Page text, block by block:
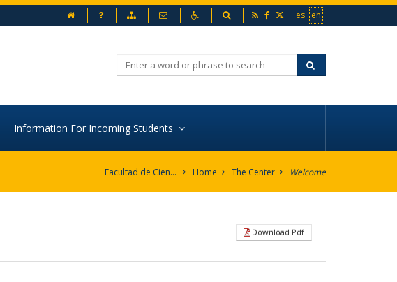
esIr a la versión en
enGo to the english
RSS Facebook
Twitter
Sitemap Contact AccesibilitySearch
Information For Incoming Students
Facultad de Ciencias Experimentales Home The Center Welcome
Download Pdf